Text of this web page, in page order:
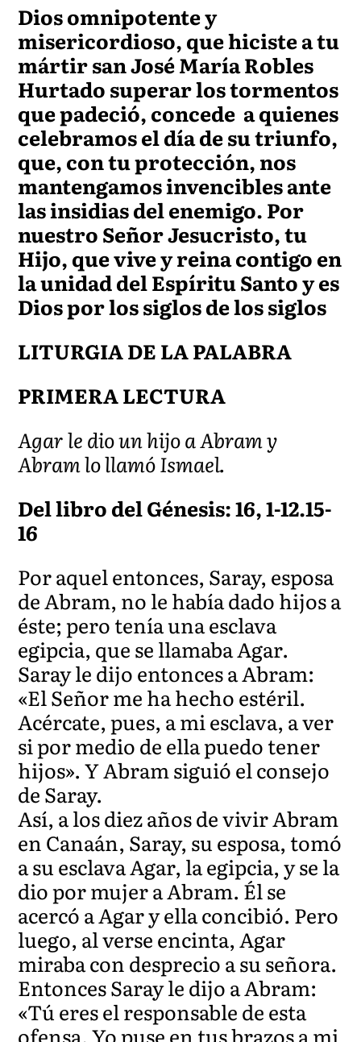
Dios omnipotente y
misericordioso, que hiciste a tu
mártir san José María Robles
Hurtado superar los tormentos
que padeció, concede a quienes
celebramos el día de su triunfo,
que, con tu protección, nos
mantengamos invencibles ante
las insidias del enemigo. Por
nuestro Señor Jesucristo, tu
Hijo, que vive y reina contigo en
la unidad del Espíritu Santo y es
Dios por los siglos de los siglos
LITURGIA DE LA PALABRA
PRIMERA LECTURA
Agar le dio un hijo a Abram y
Abram lo llamó Ismael.
Del libro del Génesis: 16, 1-12.15-
16
Por aquel entonces, Saray, esposa
de Abram, no le había dado hijos a
éste; pero tenía una esclava
egipcia, que se llamaba Agar.
Saray le dijo entonces a Abram:
«El Señor me ha hecho estéril.
Acércate, pues, a mi esclava, a ver
si por medio de ella puedo tener
hijos». Y Abram siguió el consejo
de Saray.
Así, a los diez años de vivir Abram
en Canaán, Saray, su esposa, tomó
a su esclava Agar, la egipcia, y se la
dio por mujer a Abram. Él se
acercó a Agar y ella concibió. Pero
luego, al verse encinta, Agar
miraba con desprecio a su señora.
Entonces Saray le dijo a Abram:
«Tú eres el responsable de esta
ofensa. Yo puse en tus brazos a mi